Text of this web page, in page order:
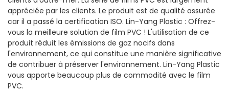
appréciée par les clients. Le produit est de qualité assurée
car il a passé la certification ISO. Lin-Yang Plastic : Offrez-
vous la meilleure solution de film PVC ! L'utilisation de ce
produit réduit les émissions de gaz nocifs dans
l'environnement, ce qui constitue une manière significative
de contribuer à préserver l'environnement. Lin-Yang Plastic
vous apporte beaucoup plus de commodité avec le film
PVC.